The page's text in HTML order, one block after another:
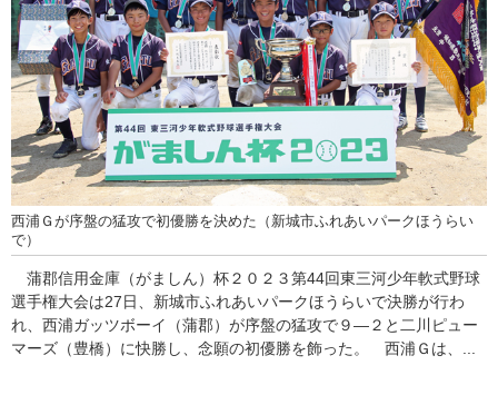
西浦Ｇが序盤の猛攻で初優勝を決めた（新城市ふれあいパークほうらい
で）
蒲郡信用金庫（がましん）杯２０２３第44回東三河少年軟式野球
選手権大会は27日、新城市ふれあいパークほうらいで決勝が行わ
れ、西浦ガッツボーイ（蒲郡）が序盤の猛攻で９―２と二川ピュー
マーズ（豊橋）に快勝し、念願の初優勝を飾った。 西浦Ｇは、...